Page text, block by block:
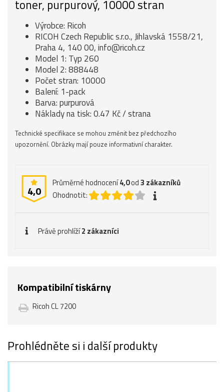
toner, purpurový, 10000 stran
Výrobce: Ricoh
RICOH Czech Republic s.r.o., Jihlavská 1558/21,
Praha 4, 140 00, info@ricoh.cz
Model 1: Typ 260
Model 2: 888448
Počet stran: 10000
Balení: 1-pack
Barva: purpurová
Náklady na tisk: 0.47 Kč / strana
Technické specifikace se mohou změnit bez předchozího
upozornění. Obrázky mají pouze informativní charakter.
4,0
Průměrné hodnocení4,0od3 zákazníků
Ohodnotit:
Právě prohlíží2 zákazníci
Kompatibilní tiskárny
Ricoh CL 7200
Prohlédněte si i další produkty